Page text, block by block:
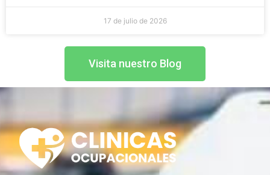
17 de julio de 2026
Visita nuestro Blog